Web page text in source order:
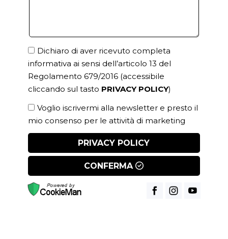
Dichiaro di aver ricevuto completa
informativa ai sensi dell’articolo 13 del
Regolamento 679/2016 (accessibile
cliccando sul tasto PRIVACY POLICY)
Voglio iscrivermi alla newsletter e presto il
mio consenso per le attività di marketing
PRIVACY POLICY
CONFERMA